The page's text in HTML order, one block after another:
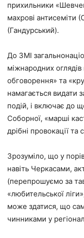
прихильники
махрові антисеміти
(Гандурський).
До ЗМІ
міжнародних
обговорення» та
намагається видати
подій, і включає до
Соборної, «марші
дрібні провокації та
Зрозуміло, що у
навіть Черкасами,
(перепрошуємо за
«любительської
може здатися, що
чинниками у